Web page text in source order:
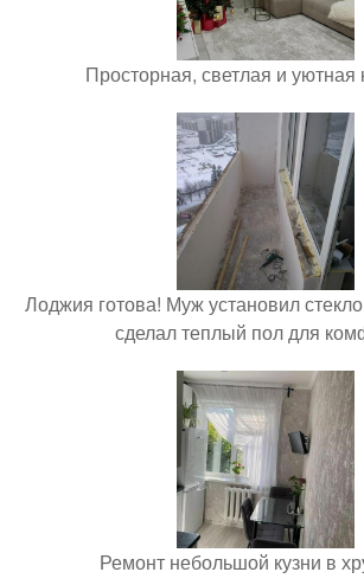
Просторная, светлая и уютная
Лоджия готова! Муж установил
сделал теплый пол для
Ремонт небольшой кузни в